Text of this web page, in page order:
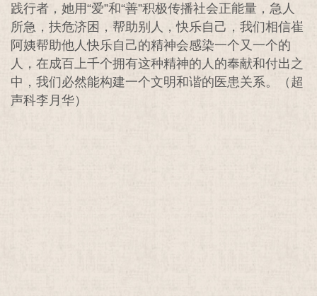
践行者，她用“爱”和“善”积极传播社会正能量，急人
所急，扶危济困，帮助别人，快乐自己，我们相信崔
阿姨帮助他人快乐自己的精神会感染一个又一个的
人，在成百上千个拥有这种精神的人的奉献和付出之
中，我们必然能构建一个文明和谐的医患关系。（超
声科李月华）